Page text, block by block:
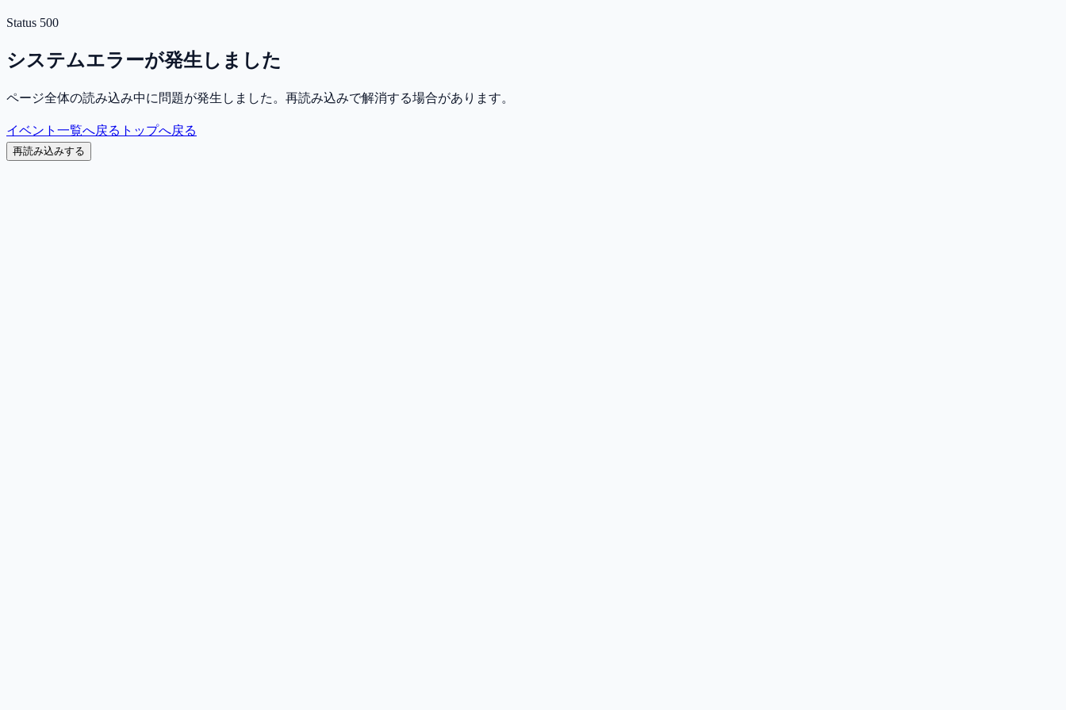
Status 500
システムエラーが発生しました
ページ全体の読み込み中に問題が発生しました。再読み込みで解消する場合があります。
イベント一覧へ戻る トップへ戻る
再読み込みする